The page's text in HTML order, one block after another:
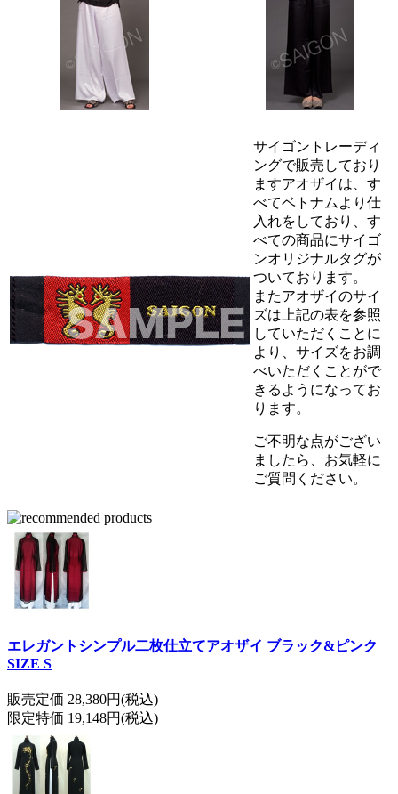
サイゴントレーディ
ングで販売しており
ますアオザイは、す
べてベトナムより仕
入れをしており、す
べての商品にサイゴ
ンオリジナルタグが
ついております。
またアオザイのサイ
ズは上記の表を参照
していただくことに
より、サイズをお調
べいただくことがで
きるようになってお
ります。
ご不明な点がござい
ましたら、お気軽に
ご質問ください。
エレガントシンプル二枚仕立てアオザイ ブラック&ピンク
SIZE S
販売定価 28,380円(税込)
限定特価 19,148円(税込)